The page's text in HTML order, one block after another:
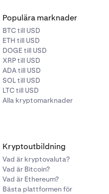
Populära marknader
BTC till USD
ETH till USD
DOGE till USD
XRP till USD
ADA till USD
SOL till USD
LTC till USD
Alla kryptomarknader
Kryptoutbildning
Vad är kryptovaluta?
Vad är Bitcoin?
Vad är Ethereum?
Bästa plattformen för